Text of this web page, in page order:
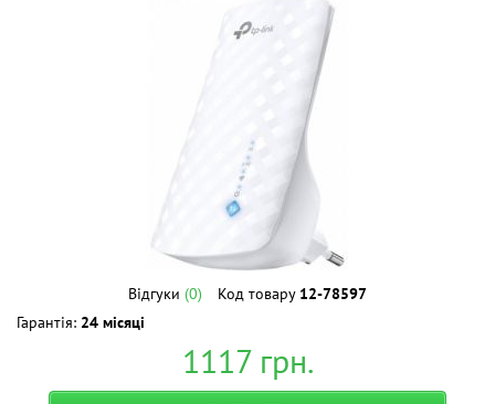
Відгуки (0) Код товару 12-78597
Гарантія: 24 місяці
1117грн.